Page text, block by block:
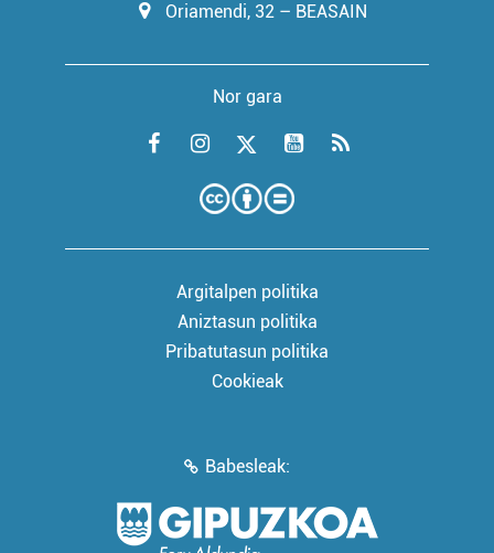
Oriamendi, 32 – BEASAIN
Nor gara
Argitalpen politika
Aniztasun politika
Pribatutasun politika
Cookieak
Babesleak: